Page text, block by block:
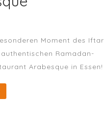
Moment des Iftar
Ramadan-
Arabesque in Essen!